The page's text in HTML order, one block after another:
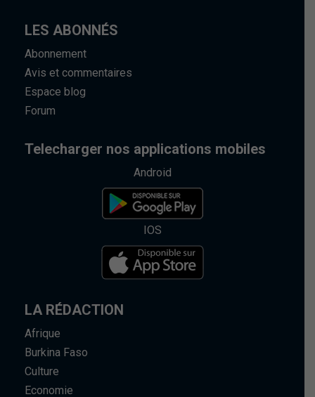
LES ABONNÉS
Abonnement
Avis et commentaires
Espace blog
Forum
Telecharger nos applications mobiles
Android
IOS
LA RÉDACTION
Afrique
Burkina Faso
Culture
Economie